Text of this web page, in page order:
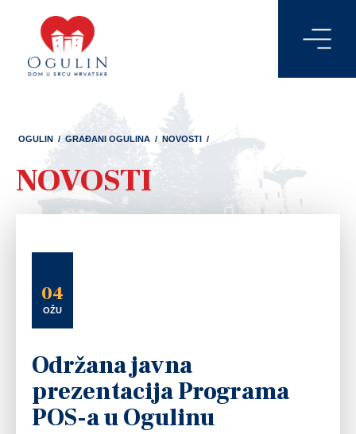
OGULIN / GRAĐANI OGULINA / NOVOSTI /
NOVOSTI
04
OŽU
Održana javna
prezentacija Programa
POS-a u Ogulinu